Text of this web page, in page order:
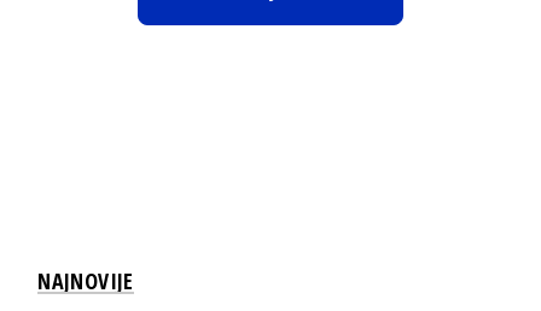
NAJNOVIJE